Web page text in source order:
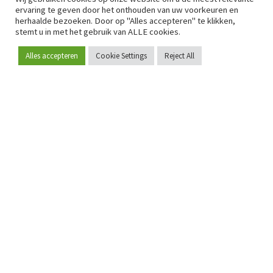
Word lid
ervaring te geven door het onthouden van uw voorkeuren en
herhaalde bezoeken. Door op "Alles accepteren" te klikken,
stemt u in met het gebruik van ALLE cookies.
Alles accepteren Cookie Settings Reject All